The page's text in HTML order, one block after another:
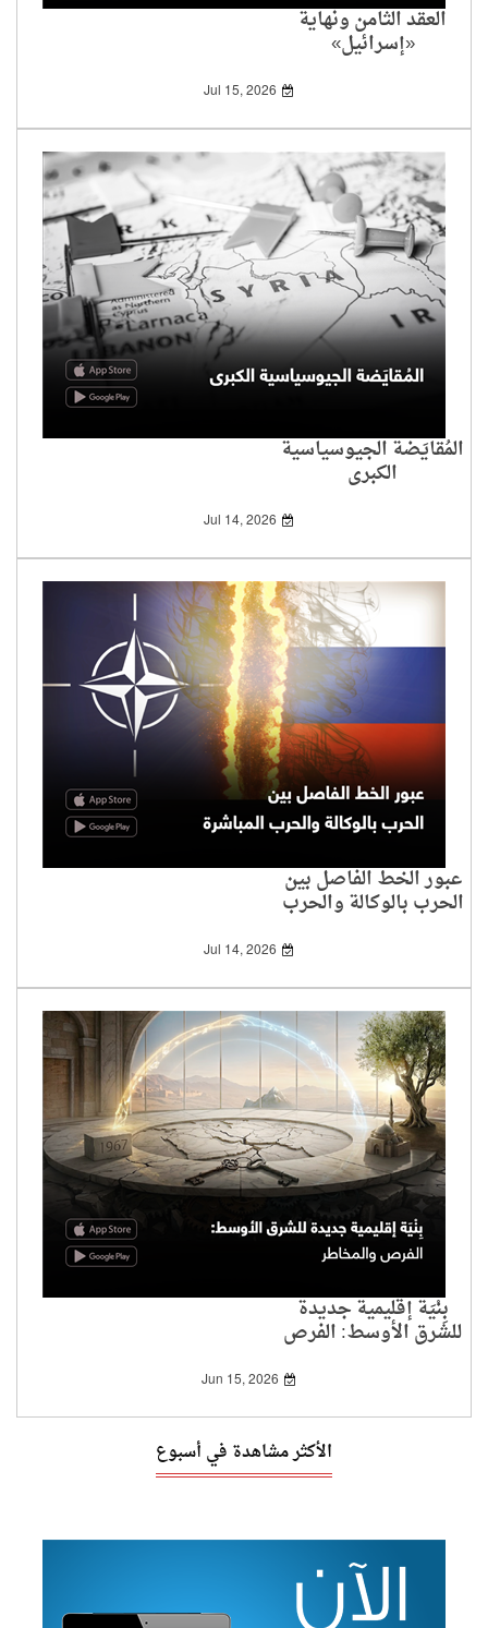
العقد الثامن ونهاية
«إسرائيل»
Jul 15, 2026
المُقايَضة الجيوسياسية
الكبرى
Jul 14, 2026
عبور الخط الفاصل بين
الحرب بالوكالة والحرب
Jul 14, 2026
بِنْيَة إقليمية جديدة
للشرق الأوسط: الفرص
Jun 15, 2026
الأكثر مشاهدة في أسبوع